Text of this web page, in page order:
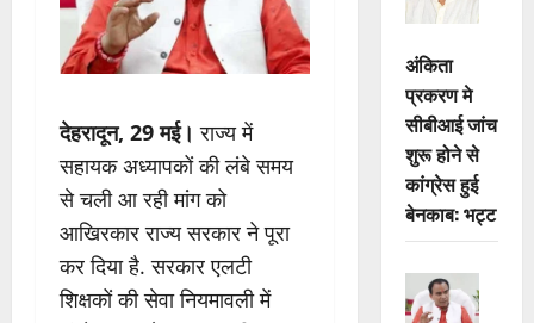
देहरादून, 29 मई। राज्य में
सहायक अध्यापकों की लंबे समय
से चली आ रही मांग को
आखिरकार राज्य सरकार ने पूरा
कर दिया है. सरकार एलटी
शिक्षकों की सेवा नियमावली में
अंकिता
प्रकरण मे
सीबीआई जांच
शुरू होने से
कांग्रेस हुई
बेनकाब: भट्ट